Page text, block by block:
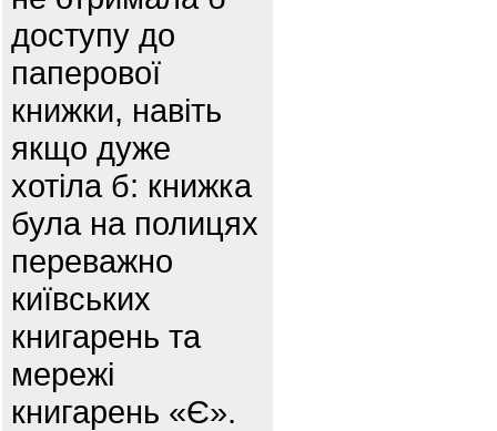
доступу до
паперової
книжки, навіть
якщо дуже
хотіла б: книжка
була на полицях
переважно
київських
книгарень та
мережі
книгарень «Є».